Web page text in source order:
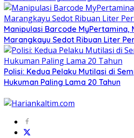
Manipulasi Barcode MyPertamina,
Marangkayu Sedot Ribuan Liter
Polisi: Kedua Pelaku Mutilasi di
Hukuman Paling Lama 20 Tahun